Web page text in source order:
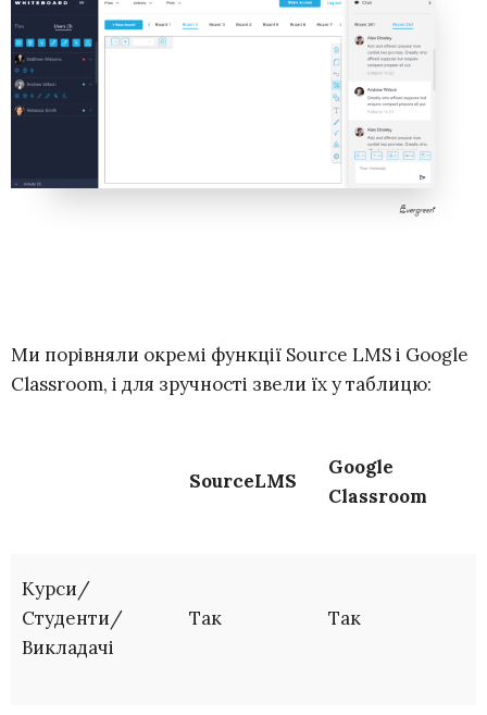
Ми порівняли окремі функції Source LMS і Google
Classroom, і для зручності звели їх у таблицю:
SourceLMS
Google
Classroom
Курси/
Студенти/
Викладачі
Так Так